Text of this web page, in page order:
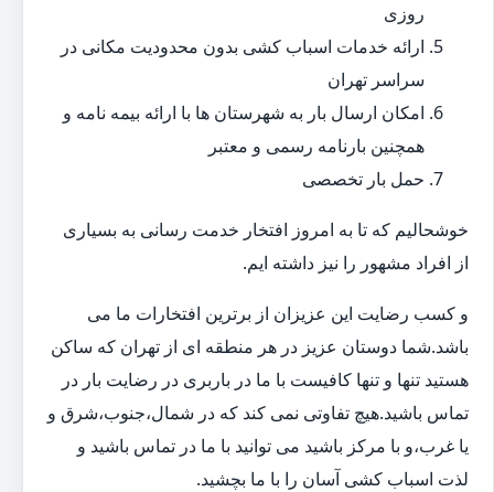
روزی
ارائه خدمات اسباب کشی بدون محدودیت مکانی در
سراسر تهران
امکان ارسال بار به شهرستان ها با ارائه بیمه نامه و
همچنین بارنامه رسمی و معتبر
حمل بار تخصصی
خوشحالیم که تا به امروز افتخار خدمت رسانی به بسیاری
از افراد مشهور را نیز داشته ایم.
و کسب رضایت این عزیزان از برترین افتخارات ما می
باشد.شما دوستان عزیز در هر منطقه ای از تهران که ساکن
هستید تنها و تنها کافیست با ما در باربری در رضایت بار در
تماس باشید.هیچ تفاوتی نمی کند که در شمال،جنوب،شرق و
یا غرب،و با مرکز باشید می توانید با ما در تماس باشید و
لذت اسباب کشی آسان را با ما بچشید.